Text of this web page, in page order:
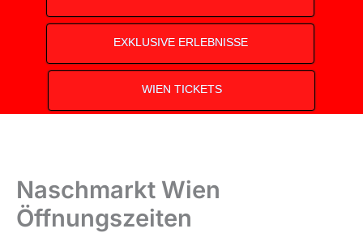
EXKLUSIVE ERLEBNISSE
WIEN TICKETS
Naschmarkt Wien
Öffnungszeiten